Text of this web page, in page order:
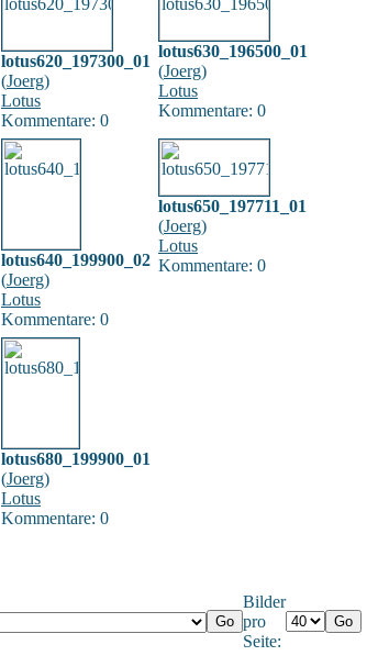
lotus620_197300_01
(Joerg)
Lotus
Kommentare: 0
lotus630_196500_01
(Joerg)
Lotus
Kommentare: 0
lotus640_199900_02
(Joerg)
Lotus
Kommentare: 0
lotus650_197711_01
(Joerg)
Lotus
Kommentare: 0
lotus680_199900_01
(Joerg)
Lotus
Kommentare: 0
Bilder
pro
Seite: